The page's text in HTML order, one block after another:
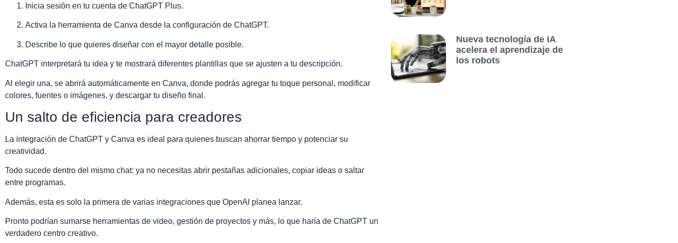
Inicia sesión en tu cuenta de ChatGPT Plus.
Activa la herramienta de Canva desde la configuración de ChatGPT.
Describe lo que quieres diseñar con el mayor detalle posible.
ChatGPT interpretará tu idea y te mostrará diferentes plantillas que se ajusten a tu descripción.
Al elegir una, se abrirá automáticamente en Canva, donde podrás agregar tu toque personal, modificar
colores, fuentes o imágenes, y descargar tu diseño final.
Un salto de eficiencia para creadores
La integración de ChatGPT y Canva es ideal para quienes buscan ahorrar tiempo y potenciar su
creatividad.
Todo sucede dentro del mismo chat: ya no necesitas abrir pestañas adicionales, copiar ideas o saltar
entre programas.
Además, esta es solo la primera de varias integraciones que OpenAI planea lanzar.
Pronto podrían sumarse herramientas de video, gestión de proyectos y más, lo que haría de ChatGPT un
verdadero centro creativo.
Nueva tecnología de IA
acelera el aprendizaje de
los robots